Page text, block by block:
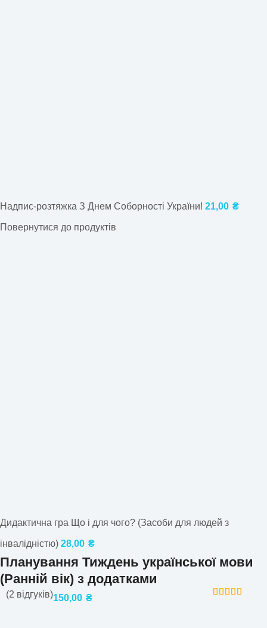
Надпис-розтяжка З Днем Соборності України! 21,00 ₴
Повернутися до продуктів
Дидактична гра Що і для чого? (Засоби для людей з
інвалідністю) 28,00 ₴
Планування Тиждень української мови
(Ранній вік) з додатками
(2 відгуків)150,00 ₴